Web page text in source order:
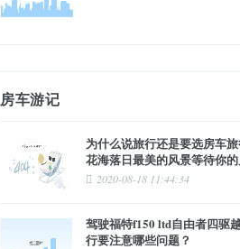
房车游记
为什么说旅行还是要选房车
花海落日最美的风景等待你的
2020-08-18 11:44:34
驾驶福特f150 ltd自由者四驱
行要注意哪些问题？